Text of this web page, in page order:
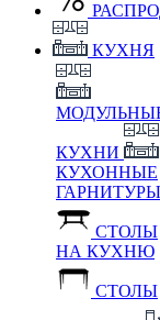
КУХНЯ
КУХНИ
КУХОННЫЕ
ГАРНИТУРЫ
СТОЛЫ
НА КУХНЮ
СТОЛЫ